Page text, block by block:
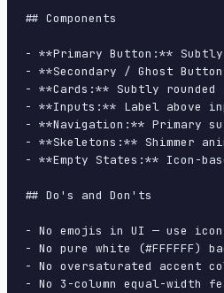
## Components
- **Primary Button:**
- **Secondary / Ghost
- **Cards:** Subtly rounded
- **Inputs:** Label above
- **Navigation:** Primary
- **Skeletons:** Shimmer
- **Empty States:** Icon-
## Do's and Don'ts
- No emojis in UI — use
- No pure white (#FFFFFF)
- No oversaturated accent
- No 3-column equal-width